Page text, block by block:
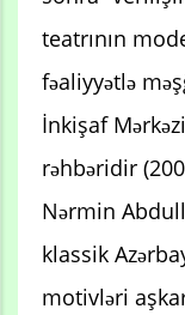
teatrının
fəaliyyətlə
İnkişaf
rəhbəridir
Nərmin
klassik
motivləri